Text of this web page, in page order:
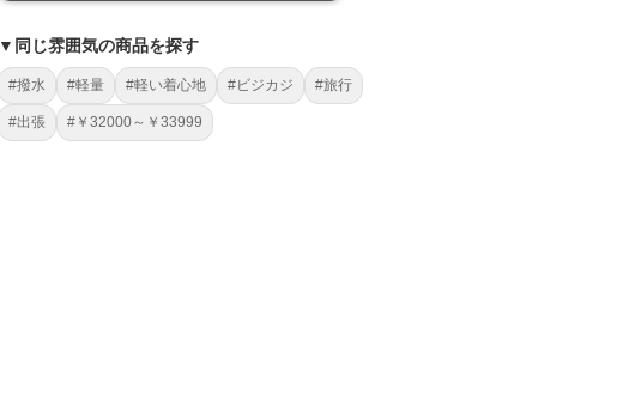
▼同じ雰囲気の商品を探す
#撥水 #軽量 #軽い着心地 #ビジカジ #旅行
#出張 #￥32000～￥33999